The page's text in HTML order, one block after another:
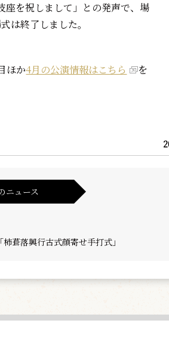
を祝しまして」との発声で、場
は終了しました。
ほか4月の公演情報はこちら
を
ニュース
葺落興行古式顔寄せ手打式」